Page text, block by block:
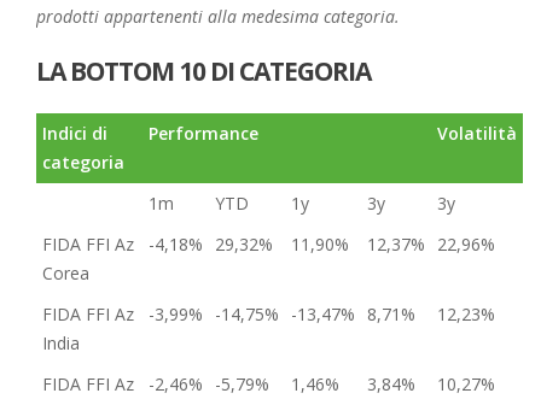
prodotti appartenenti alla medesima categoria.
LA BOTTOM 10 DI CATEGORIA
Indici di
categoria
Performance Volatilità
1m YTD 1y 3y
3y
FIDA FFI Az
Corea
-4,18% 29,32% 11,90% 12,37% 22,96%
FIDA FFI Az
India
-3,99% -14,75% -13,47% 8,71% 12,23%
FIDA FFI Az
-2,46% -5,79% 1,46% 3,84% 10,27%